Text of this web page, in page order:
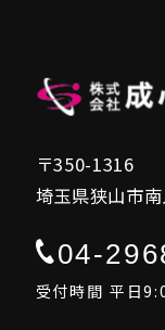
〒350-1316
埼玉県狭山市
04-
受付時間 平日